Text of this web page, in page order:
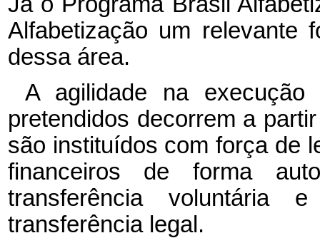
Alfabetização um relevante
dessa área.
A agilidade na execução
pretendidos decorrem a
são instituídos com força de
financeiros de forma
transferência voluntária
transferência legal.